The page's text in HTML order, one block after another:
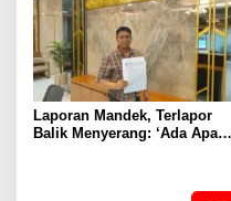
Laporan Mandek, Terlapor
Balik Menyerang: ‘Ada Apa